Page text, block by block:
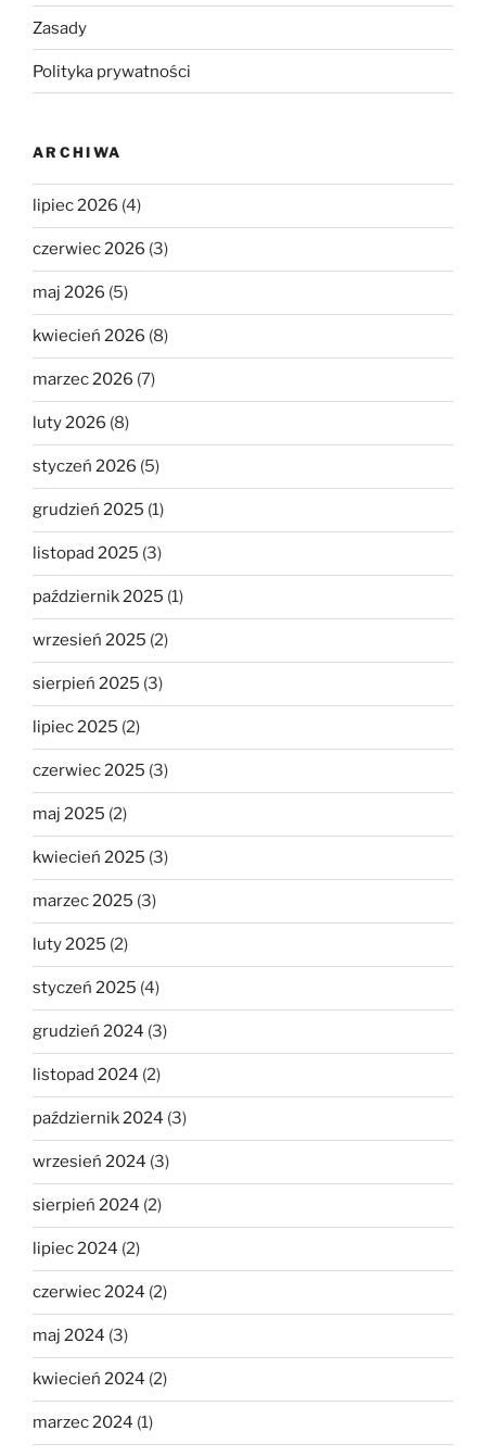
Zasady
Polityka prywatności
ARCHIWA
lipiec 2026 (4)
czerwiec 2026 (3)
maj 2026 (5)
kwiecień 2026 (8)
marzec 2026 (7)
luty 2026 (8)
styczeń 2026 (5)
grudzień 2025 (1)
listopad 2025 (3)
październik 2025 (1)
wrzesień 2025 (2)
sierpień 2025 (3)
lipiec 2025 (2)
czerwiec 2025 (3)
maj 2025 (2)
kwiecień 2025 (3)
marzec 2025 (3)
luty 2025 (2)
styczeń 2025 (4)
grudzień 2024 (3)
listopad 2024 (2)
październik 2024 (3)
wrzesień 2024 (3)
sierpień 2024 (2)
lipiec 2024 (2)
czerwiec 2024 (2)
maj 2024 (3)
kwiecień 2024 (2)
marzec 2024 (1)